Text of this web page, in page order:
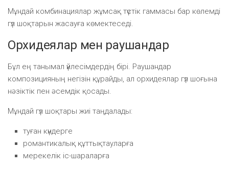
Мұндай комбинациялар жұмсақ түстік гаммасы бар көлемді
гүл шоқтарын жасауға көмектеседі.
Орхидеялар мен раушандар
Бұл ең танымал үйлесімдердің бірі. Раушандар
композицияның негізін құрайды, ал орхидеялар гүл шоғына
нәзіктік пен әсемдік қосады.
Мұндай гүл шоқтары жиі таңдалады:
туған күндерге
романтикалық құттықтауларға
мерекелік іс-шараларға